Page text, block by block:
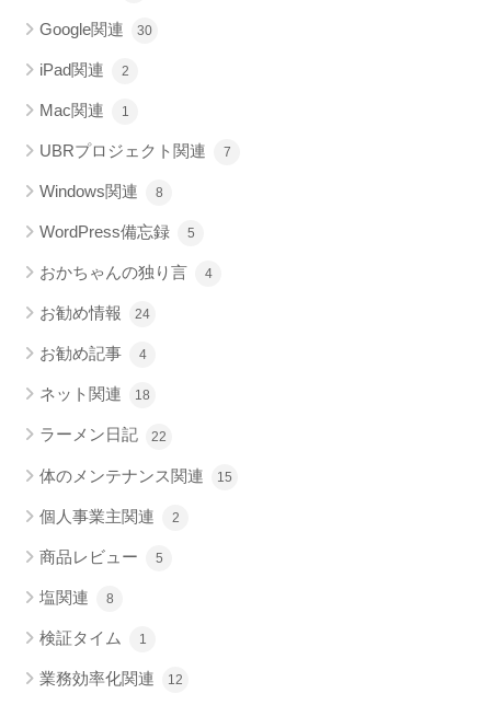
Google関連 30
iPad関連 2
Mac関連 1
UBRプロジェクト関連 7
Windows関連 8
WordPress備忘録 5
おかちゃんの独り言 4
お勧め情報 24
お勧め記事 4
ネット関連 18
ラーメン日記 22
体のメンテナンス関連 15
個人事業主関連 2
商品レビュー 5
塩関連 8
検証タイム 1
業務効率化関連 12